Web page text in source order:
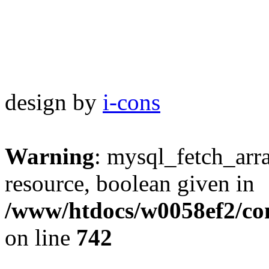
design by i-cons
Warning:
resource, boolean given in
/www/htdocs/w0058ef2/
on line 742